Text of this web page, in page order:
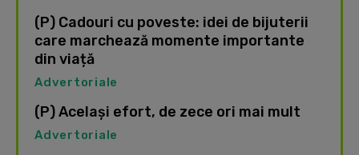
(P) Cadouri cu poveste: idei de bijuterii
care marchează momente importante
din viață
Advertoriale
(P) Același efort, de zece ori mai mult
Advertoriale